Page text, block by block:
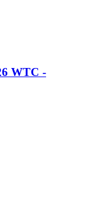
WTC -